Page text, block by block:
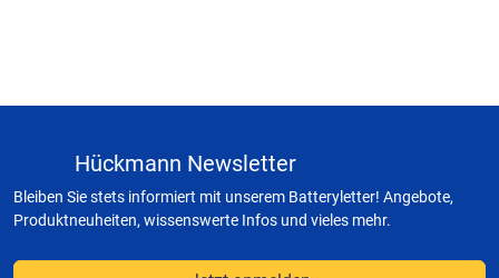
Hückmann Newsletter
Bleiben Sie stets informiert mit unserem Batteryletter! Angebote,
Produktneuheiten, wissenswerte Infos und vieles mehr.